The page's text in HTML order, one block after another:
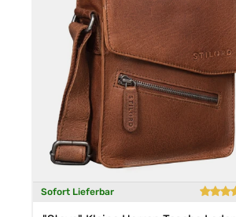
Sofort Lieferbar